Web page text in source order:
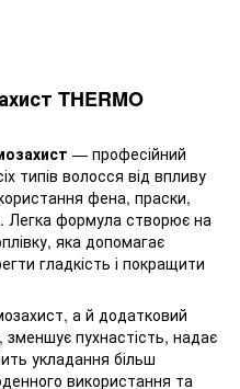
THERMO
— професійний
типів волосся від впливу
фена, праски,
Легка формула створює на
яка допомагає
гладкість і покращити
а й додатковий
зменшує пухнастість, надає
укладання більш
використання та